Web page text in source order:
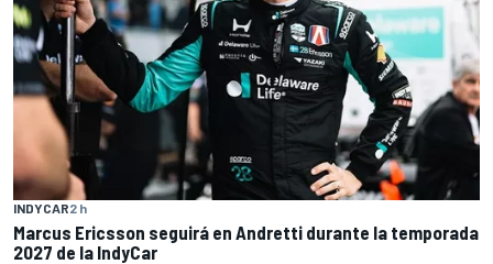
INDYCAR2 h
Marcus Ericsson seguirá en Andretti durante la temporada
2027 de la IndyCar